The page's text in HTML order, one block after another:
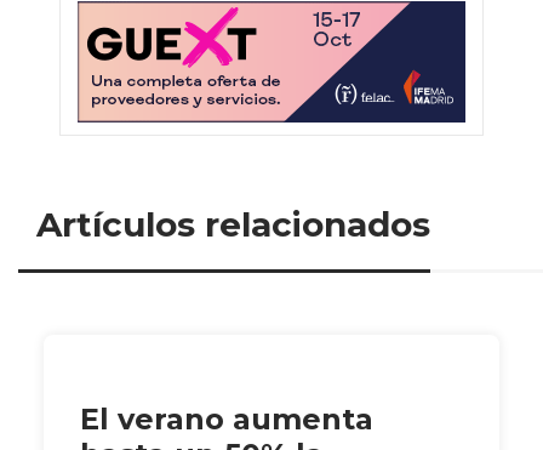
Artículos relacionados
El verano aumenta